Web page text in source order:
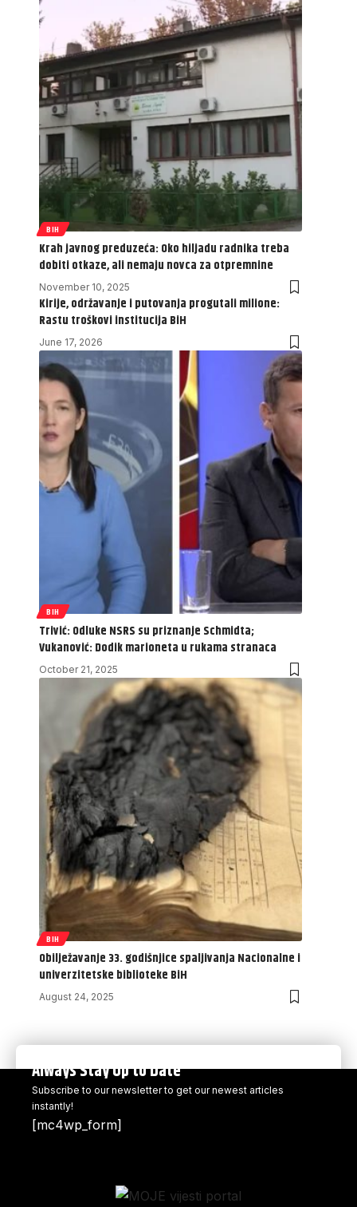
BIH
Krah javnog preduzeća: Oko hiljadu radnika treba
dobiti otkaze, ali nemaju novca za otpremnine
November 10, 2025
Kirije, održavanje i putovanja progutali milione:
Rastu troškovi institucija BiH
June 17, 2026
BIH
Trivić: Odluke NSRS su priznanje Schmidta;
Vukanović: Dodik marioneta u rukama stranaca
October 21, 2025
BIH
Obilježavanje 33. godišnjice spaljivanja Nacionalne i
univerzitetske biblioteke BiH
August 24, 2025
Always Stay Up to Date
Subscribe to our newsletter to get our newest articles
instantly!
[mc4wp_form]